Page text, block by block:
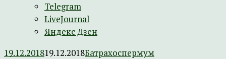
Telegram
LiveJournal
Яндекс Дзен
19.12.201819.12.2018Батрахоспермум